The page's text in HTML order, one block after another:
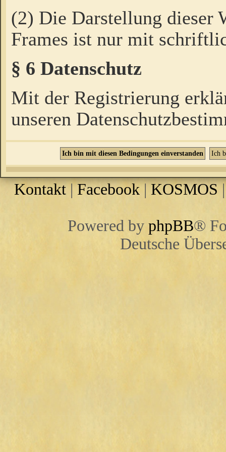
(2) Die Darstellung dieser
Frames ist nur mit
§ 6 Datenschutz
Mit der Registrierung
unseren
Kontakt |Facebook | KOSMOS
Powered by phpBB®
Deutsche